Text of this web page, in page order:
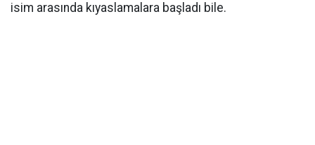
isim arasında kıyaslamalara başladı bile.